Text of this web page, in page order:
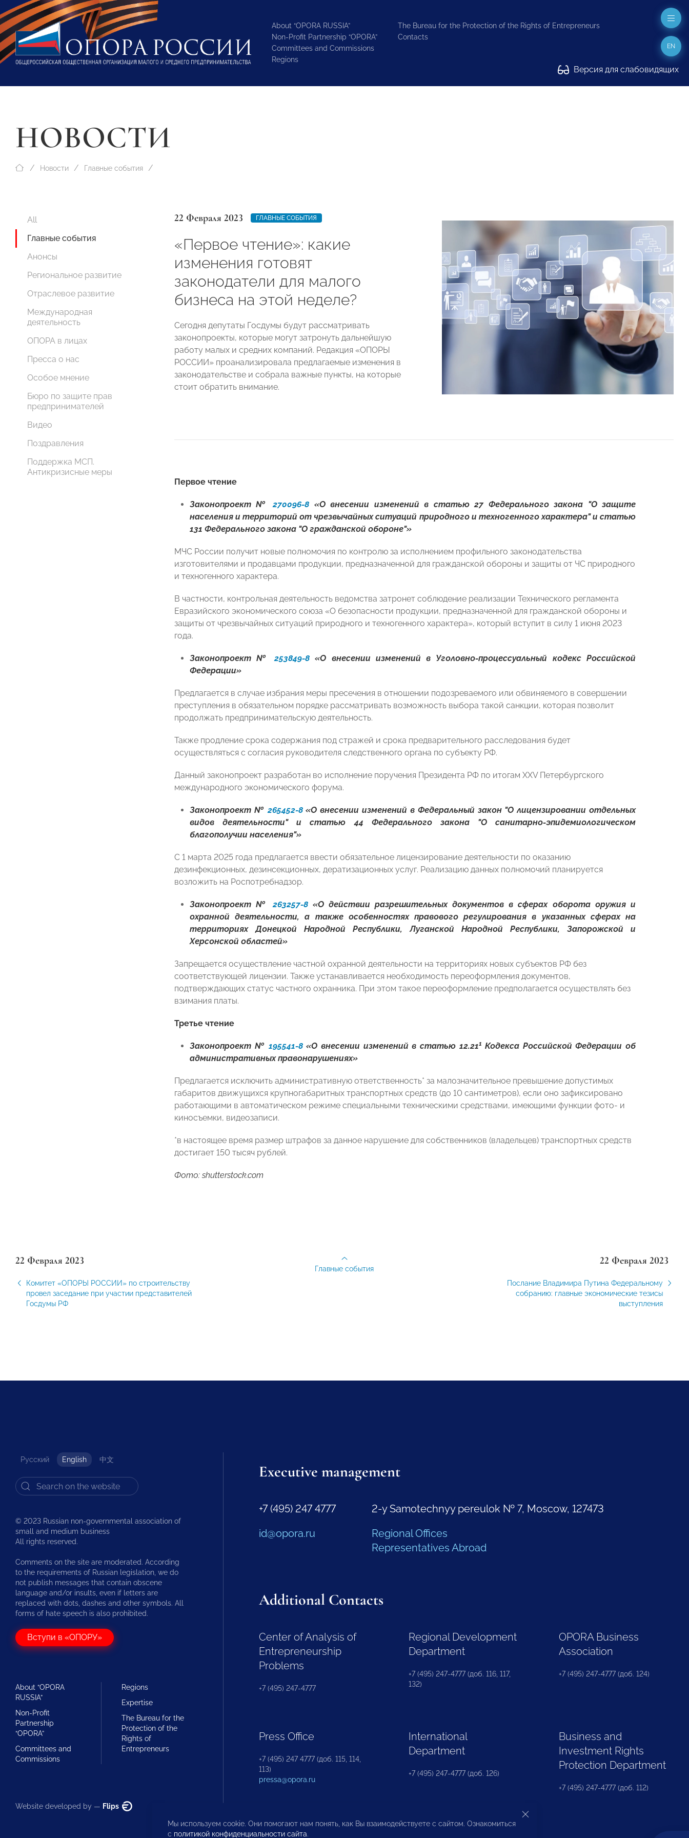
About “OPORA RUSSIA”
Non-Profit Partnership “OPORA”
Committees and Commissions
Regions
The Bureau for the Protection of the Rights of Entrepreneurs
Contacts
Версия для слабовидящих
EN
НОВОСТИ
Новости Главные события
All
Главные события
Анонсы
Региональное развитие
Отраслевое развитие
Международная
деятельность
ОПОРА в лицах
Пресса о нас
Особое мнение
Бюро по защите прав
предпринимателей
Видео
Поздравления
Поддержка МСП.
Антикризисные меры
22 Февраля 2023 ГЛАВНЫЕ СОБЫТИЯ
«Первое чтение»: какие
изменения готовят
законодатели для малого
бизнеса на этой неделе?
Сегодня депутаты Госдумы будут рассматривать
законопроекты, которые могут затронуть дальнейшую
работу малых и средних компаний. Редакция «ОПОРЫ
РОССИИ» проанализировала предлагаемые изменения в
законодательстве и собрала важные пункты, на которые
стоит обратить внимание.
Первое чтение
Законопроект №270096-8 «О внесении изменений в статью 27 Федерального закона "О защите
населения и территорий от чрезвычайных ситуаций природного и техногенного характера" и статью
131 Федерального закона "О гражданской обороне"»
МЧС России получит новые полномочия по контролю за исполнением профильного законодательства
изготовителями и продавцами продукции, предназначенной для гражданской обороны и защиты от ЧС природного
и техногенного характера.
В частности, контрольная деятельность ведомства затронет соблюдение реализации Технического регламента
Евразийского экономического союза «О безопасности продукции, предназначенной для гражданской обороны и
защиты от чрезвычайных ситуаций природного и техногенного характера», который вступит в силу 1 июня 2023
года.
Законопроект №253849-8«О внесении изменений в Уголовно-процессуальный кодекс Российской
Федерации»
Предлагается в случае избрания меры пресечения в отношении подозреваемого или обвиняемого в совершении
преступления в обязательном порядке рассматривать возможность выбора такой санкции, которая позволит
продолжать предпринимательскую деятельность.
Также продление срока содержания под стражей и срока предварительного расследования будет
осуществляться с согласия руководителя следственного органа по субъекту РФ.
Данный законопроект разработан во исполнение поручения Президента РФ по итогам XXV Петербургского
международного экономического форума.
Законопроект №265452-8«О внесении изменений в Федеральный закон "О лицензировании отдельных
видов деятельности" и статью 44 Федерального закона "О санитарно-эпидемиологическом
благополучии населения"»
С 1 марта 2025 года предлагается ввести обязательное лицензирование деятельности по оказанию
дезинфекционных, дезинсекционных, дератизационных услуг. Реализацию данных полномочий планируется
возложить на Роспотребнадзор.
Законопроект №263257-8«О действии разрешительных документов в сферах оборота оружия и
охранной деятельности, а также особенностях правового регулирования в указанных сферах на
территориях Донецкой Народной Республики, Луганской Народной Республики, Запорожской и
Херсонской областей»
Запрещается осуществление частной охранной деятельности на территориях новых субъектов РФ без
соответствующей лицензии. Также устанавливается необходимость переоформления документов,
подтверждающих статус частного охранника. При этом такое переоформление предполагается осуществлять без
взимания платы.
Третье чтение
Законопроект № 195541-8«О внесении изменений в статью 12.211 Кодекса Российской Федерации об
административных правонарушениях»
Предлагается исключить административную ответственность* за малозначительное превышение допустимых
габаритов движущихся крупногабаритных транспортных средств (до 10 сантиметров), если оно зафиксировано
работающими в автоматическом режиме специальными техническими средствами, имеющими функции фото- и
киносъемки, видеозаписи.
*в настоящее время размер штрафов за данное нарушение для собственников (владельцев) транспортных средств
достигает 150 тысяч рублей.
Фото: shutterstock.com
22 Февраля 2023
Комитет «ОПОРЫ РОССИИ» по строительству
провел заседание при участии представителей
Госдумы РФ
22 Февраля 2023
Послание Владимира Путина Федеральному
собранию: главные экономические тезисы
выступления
Главные события
Русский English 中文
© 2023 Russian non-governmental association of
small and medium business
All rights reserved.
Comments on the site are moderated. According
to the requirements of Russian legislation, we do
not publish messages that contain obscene
language and/or insults, even if letters are
replaced with dots, dashes and other symbols. All
forms of hate speech is also prohibited.
Вступи в «ОПОРУ»
About “OPORA
RUSSIA”
Non-Profit
Partnership
“OPORA”
Committees and
Commissions
Regions
Expertise
The Bureau for the
Protection of the
Rights of
Entrepreneurs
Website developed by — Flips
Executive management
+7 (495) 247 4777
id@opora.ru
2-y Samotechnyy pereulok № 7, Moscow, 127473
Regional Offices
Representatives Abroad
Additional Contacts
Center of Analysis of
Entrepreneurship
Problems
+7 (495) 247-4777
Regional Development
Department
+7 (495) 247-4777 (доб. 116, 117,
132)
OPORA Business
Association
+7 (495) 247-4777 (доб. 124)
Press Office
+7 (495) 247 4777 (доб. 115, 114,
113)
pressa@opora.ru
International
Department
+7 (495) 247-4777 (доб. 126)
Business and
Investment Rights
Protection Department
+7 (495) 247-4777 (доб. 112)
Мы используем cookie. Они помогают нам понять, как Вы взаимодействуете с сайтом. Ознакомиться
с политикой конфиденциальности сайта.